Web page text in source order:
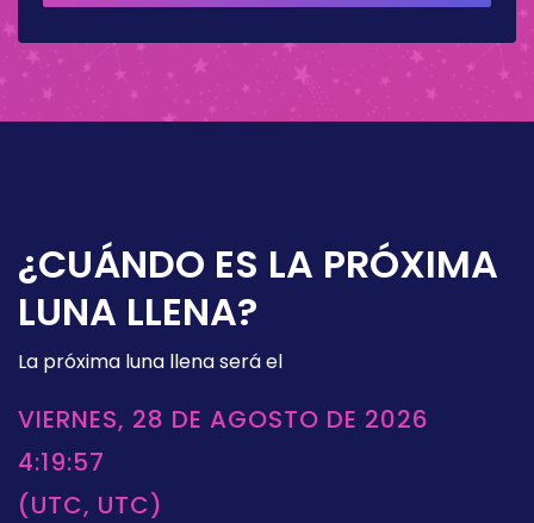
¿CUÁNDO ES LA PRÓXIMA
LUNA LLENA?
La próxima luna llena será el
VIERNES, 28 DE AGOSTO DE 2026
4:19:57
(UTC, UTC)